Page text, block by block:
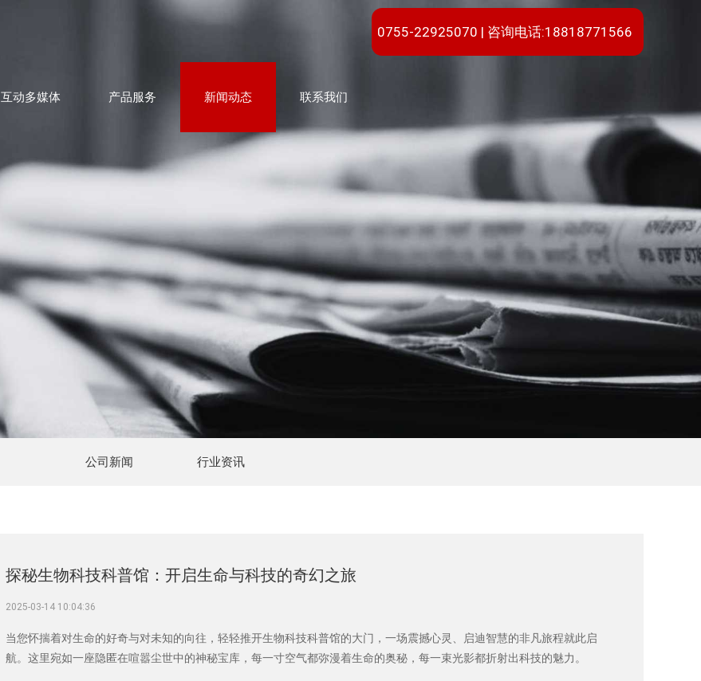
0755-22925070 | 咨询电话:18818771566
互动多媒体 产品服务 新闻动态 联系我们
公司新闻 行业资讯
探秘生物科技科普馆：开启生命与科技的奇幻之旅
2025-03-14 10:04:36
当您怀揣着对生命的好奇与对未知的向往，轻轻推开生物科技科普馆的大门，一场震撼心灵、启迪智慧的非凡旅程就此启
航。这里宛如一座隐匿在喧嚣尘世中的神秘宝库，每一寸空气都弥漫着生命的奥秘，每一束光影都折射出科技的魅力。